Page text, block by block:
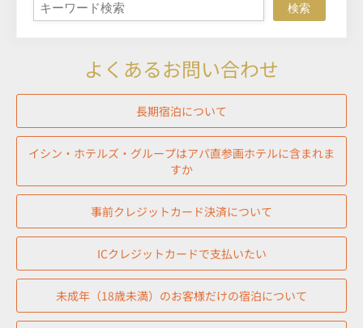
検索
よくあるお問い合わせ
長期宿泊について
イシン・ホテルズ・グループはアパ直参画ホテルに含まれま
すか
事前クレジットカード決済について
ICクレジットカードで支払いたい
未成年（18歳未満）のお客様だけの宿泊について